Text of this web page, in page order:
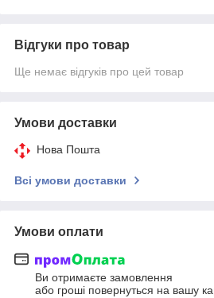
Відгуки про товар
Ще немає відгуків про цей товар
Умови доставки
Нова Пошта
Всі умови доставки
Умови оплати
Ви отримаєте замовлення
або гроші повернуться на вашу